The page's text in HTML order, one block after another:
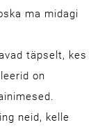
ma midagi
täpselt, kes
on
neid, kelle